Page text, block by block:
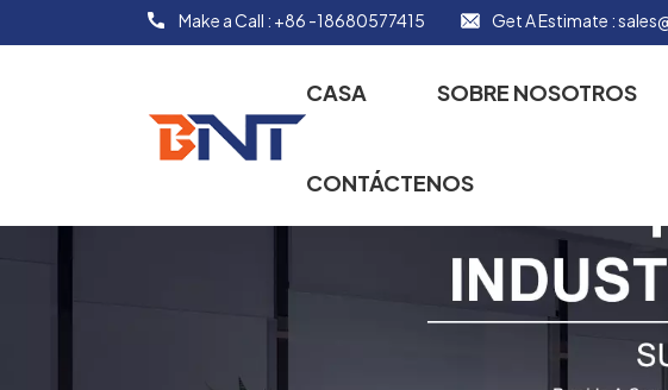
Make a Call : +86 -18680577415 Get A Estimate :
CASA SOBRE NOSOTROS
CONTÁCTENOS